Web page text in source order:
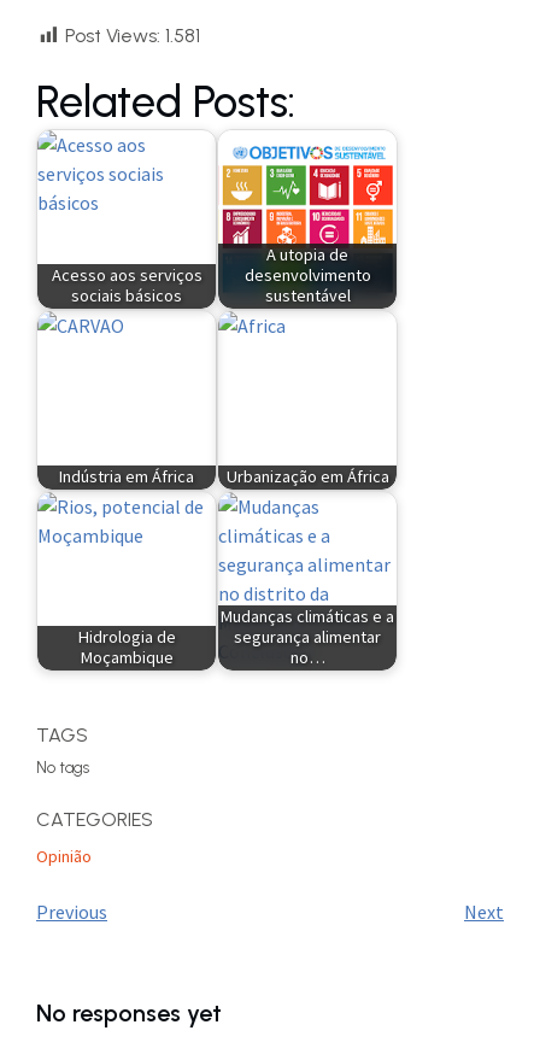
Post Views: 1.581
Related Posts:
Acesso aos serviços
sociais básicos
A utopia de
desenvolvimento
sustentável
Indústria em África Urbanização em África
Hidrologia de
Moçambique
Mudanças climáticas e a
segurança alimentar
no…
TAGS
No tags
CATEGORIES
Opinião
Previous Next
No responses yet